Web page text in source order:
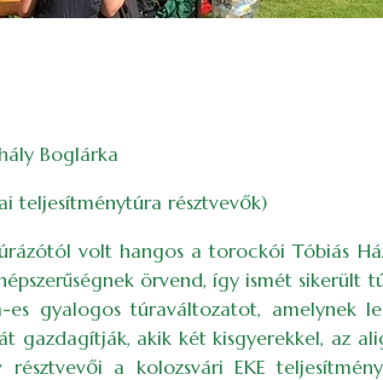
Boglárka
teljesítménytúra résztvevők)
volt hangos a torockói Tóbiás
örvend, így ismét
gyalogos túraváltozatot, amelynek
gazdagítják, akik két kisgyerekkel, az
a kolozsvári EKE